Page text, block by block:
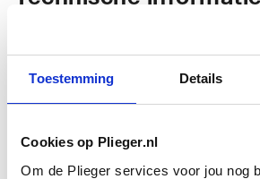
Toestemming Details
Cookies op Plieger.nl
Om de Plieger services voor jou nog
Model